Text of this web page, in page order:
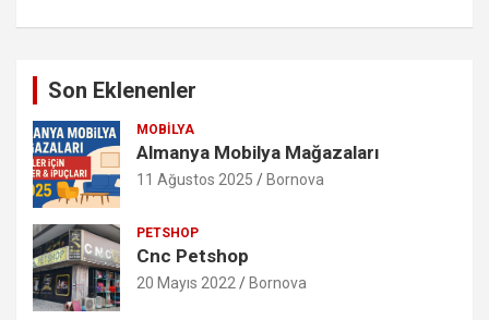
Son Eklenenler
MOBILYA
Almanya Mobilya Mağazaları
11 Ağustos 2025 Bornova
PETSHOP
Cnc Petshop
20 Mayıs 2022 Bornova